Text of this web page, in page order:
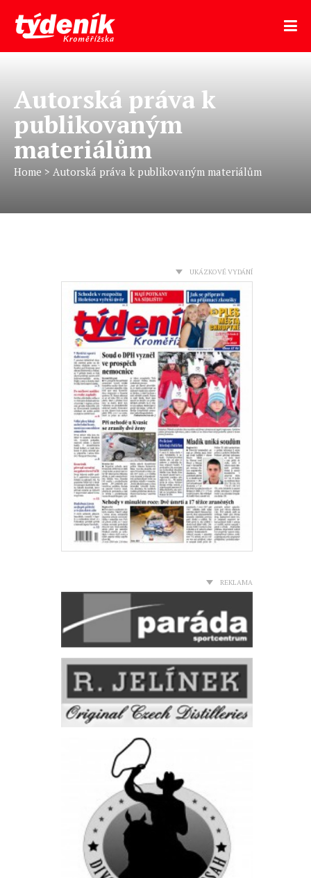
Autorská práva k
publikovaným
materiálům
Home > Autorská práva k publikovaným materiálům
UKÁZKOVÉ VYDÁNÍ
REKLAMA